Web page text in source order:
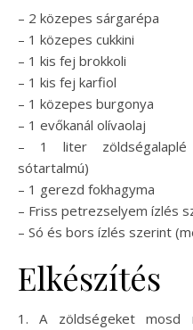
– 2 közepes sárgarépa
– 1 közepes cukkini
– 1 kis fej brokkoli
– 1 kis fej karfiol
– 1 közepes burgonya
– 1 evőkanál olívaolaj
– 1 liter zöldségalaplé
sótartalmú)
– 1 gerezd fokhagyma
– Friss petrezselyem ízlés
– Só és bors ízlés szerint
Elkészítés
1. A zöldségeket mosd